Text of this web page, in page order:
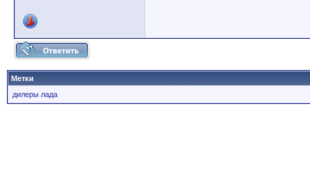
Метки
дилеры лада